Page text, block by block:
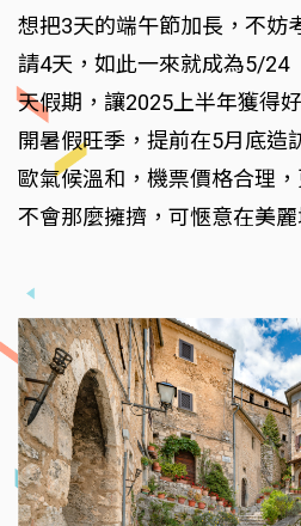
想把3天的端午節加長，不妨
請4天，如此一來就成為5/24
天假期，讓2025上半年獲得
開暑假旺季，提前在5月底造
歐氣候溫和，機票價格合理
不會那麼擁擠，可愜意在美麗